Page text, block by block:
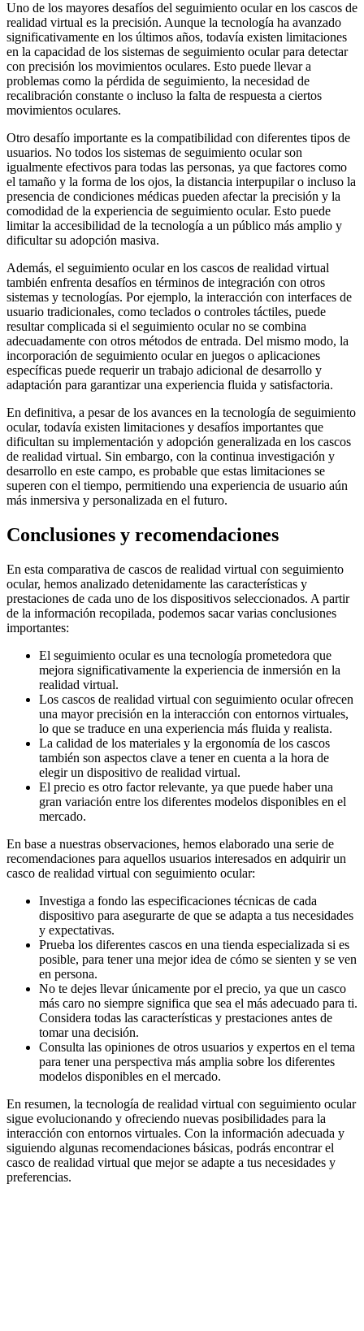
Uno de los mayores desafíos del seguimiento ocular en los cascos de
realidad virtual es la precisión. Aunque la tecnología ha avanzado
significativamente en los últimos años, todavía existen limitaciones
en la capacidad de los sistemas de seguimiento ocular para detectar
con precisión los movimientos oculares. Esto puede llevar a
problemas como la pérdida de seguimiento, la necesidad de
recalibración constante o incluso la falta de respuesta a ciertos
movimientos oculares.
Otro desafío importante es la compatibilidad con diferentes tipos de
usuarios. No todos los sistemas de seguimiento ocular son
igualmente efectivos para todas las personas, ya que factores como
el tamaño y la forma de los ojos, la distancia interpupilar o incluso la
presencia de condiciones médicas pueden afectar la precisión y la
comodidad de la experiencia de seguimiento ocular. Esto puede
limitar la accesibilidad de la tecnología a un público más amplio y
dificultar su adopción masiva.
Además, el seguimiento ocular en los cascos de realidad virtual
también enfrenta desafíos en términos de integración con otros
sistemas y tecnologías. Por ejemplo, la interacción con interfaces de
usuario tradicionales, como teclados o controles táctiles, puede
resultar complicada si el seguimiento ocular no se combina
adecuadamente con otros métodos de entrada. Del mismo modo, la
incorporación de seguimiento ocular en juegos o aplicaciones
específicas puede requerir un trabajo adicional de desarrollo y
adaptación para garantizar una experiencia fluida y satisfactoria.
En definitiva, a pesar de los avances en la tecnología de seguimiento
ocular, todavía existen limitaciones y desafíos importantes que
dificultan su implementación y adopción generalizada en los cascos
de realidad virtual. Sin embargo, con la continua investigación y
desarrollo en este campo, es probable que estas limitaciones se
superen con el tiempo, permitiendo una experiencia de usuario aún
más inmersiva y personalizada en el futuro.
Conclusiones y recomendaciones
En esta comparativa de cascos de realidad virtual con seguimiento
ocular, hemos analizado detenidamente las características y
prestaciones de cada uno de los dispositivos seleccionados. A partir
de la información recopilada, podemos sacar varias conclusiones
importantes:
El seguimiento ocular es una tecnología prometedora que
mejora significativamente la experiencia de inmersión en la
realidad virtual.
Los cascos de realidad virtual con seguimiento ocular ofrecen
una mayor precisión en la interacción con entornos virtuales,
lo que se traduce en una experiencia más fluida y realista.
La calidad de los materiales y la ergonomía de los cascos
también son aspectos clave a tener en cuenta a la hora de
elegir un dispositivo de realidad virtual.
El precio es otro factor relevante, ya que puede haber una
gran variación entre los diferentes modelos disponibles en el
mercado.
En base a nuestras observaciones, hemos elaborado una serie de
recomendaciones para aquellos usuarios interesados en adquirir un
casco de realidad virtual con seguimiento ocular:
Investiga a fondo las especificaciones técnicas de cada
dispositivo para asegurarte de que se adapta a tus necesidades
y expectativas.
Prueba los diferentes cascos en una tienda especializada si es
posible, para tener una mejor idea de cómo se sienten y se ven
en persona.
No te dejes llevar únicamente por el precio, ya que un casco
más caro no siempre significa que sea el más adecuado para ti.
Considera todas las características y prestaciones antes de
tomar una decisión.
Consulta las opiniones de otros usuarios y expertos en el tema
para tener una perspectiva más amplia sobre los diferentes
modelos disponibles en el mercado.
En resumen, la tecnología de realidad virtual con seguimiento ocular
sigue evolucionando y ofreciendo nuevas posibilidades para la
interacción con entornos virtuales. Con la información adecuada y
siguiendo algunas recomendaciones básicas, podrás encontrar el
casco de realidad virtual que mejor se adapte a tus necesidades y
preferencias.